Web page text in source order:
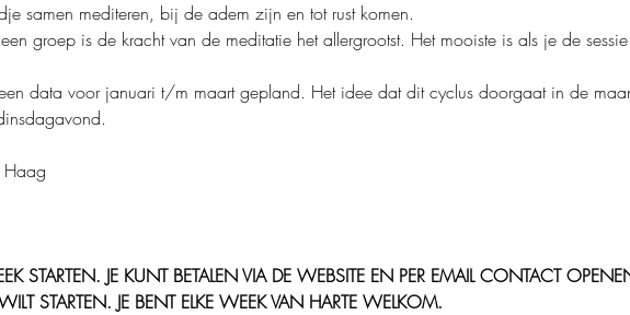
samen mediteren, bij de adem zijn en tot rust komen.
groep is de kracht van de meditatie het allergrootst. Het mooiste is als je de
data voor januari t/m maart gepland. Het idee dat dit cyclus doorgaat in de
Haag
STARTEN. JE KUNT BETALEN VIA DE WEBSITE EN PER EMAIL CONTACT
STARTEN. JE BENT ELKE WEEK VAN HARTE WELKOM.